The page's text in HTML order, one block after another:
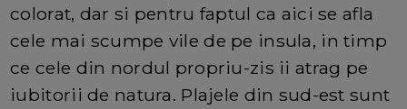
colorat, dar si pentru faptul ca aici se afla
cele mai scumpe vile de pe insula, in timp
ce cele din nordul propriu-zis ii atrag pe
iubitorii de natura. Plajele din sud-est sunt